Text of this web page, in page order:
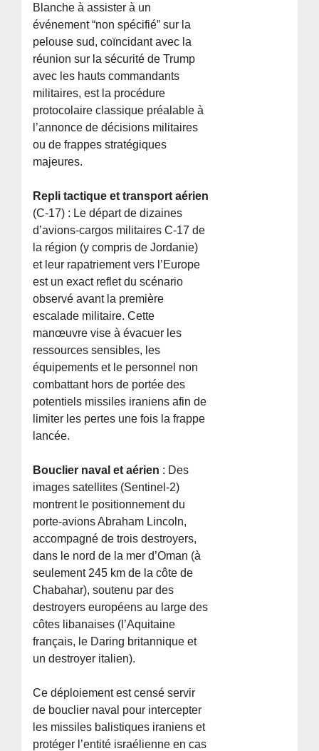
Blanche à assister à un
événement “non spécifié” sur la
pelouse sud, coïncidant avec la
réunion sur la sécurité de Trump
avec les hauts commandants
militaires, est la procédure
protocolaire classique préalable à
l’annonce de décisions militaires
ou de frappes stratégiques
majeures.
Repli tactique et transport aérien
(C-17) : Le départ de dizaines
d’avions-cargos militaires C-17 de
la région (y compris de Jordanie)
et leur rapatriement vers l’Europe
est un exact reflet du scénario
observé avant la première
escalade militaire. Cette
manœuvre vise à évacuer les
ressources sensibles, les
équipements et le personnel non
combattant hors de portée des
potentiels missiles iraniens afin de
limiter les pertes une fois la frappe
lancée.
Bouclier naval et aérien : Des
images satellites (Sentinel-2)
montrent le positionnement du
porte-avions Abraham Lincoln,
accompagné de trois destroyers,
dans le nord de la mer d’Oman (à
seulement 245 km de la côte de
Chabahar), soutenu par des
destroyers européens au large des
côtes libanaises (l’Aquitaine
français, le Daring britannique et
un destroyer italien).
Ce déploiement est censé servir
de bouclier naval pour intercepter
les missiles balistiques iraniens et
protéger l’entité israélienne en cas